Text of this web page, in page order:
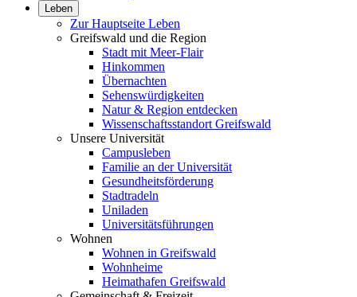
Leben
Zur Hauptseite Leben
Greifswald und die Region
Stadt mit Meer-Flair
Hinkommen
Übernachten
Sehenswürdigkeiten
Natur & Region entdecken
Wissenschaftsstandort Greifswald
Unsere Universität
Campusleben
Familie an der Universität
Gesundheitsförderung
Stadtradeln
Uniladen
Universitätsführungen
Wohnen
Wohnen in Greifswald
Wohnheime
Heimathafen Greifswald